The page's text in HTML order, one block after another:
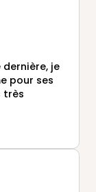
je
pour ses
très